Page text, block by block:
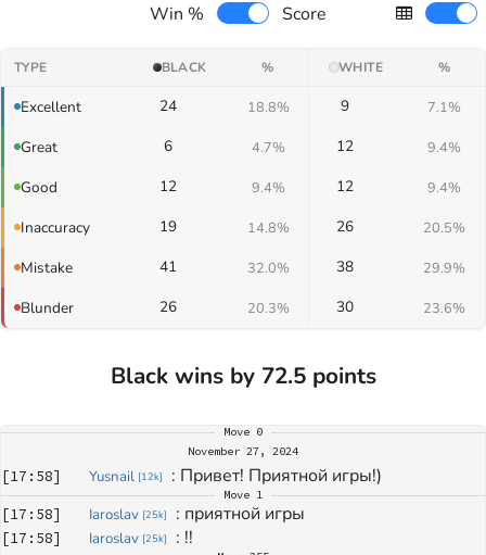
Win %
Score
TYPE BLACK % WHITE %
Excellent 24 18.8% 9 7.1%
Great 6 4.7% 12 9.4%
Good 12 9.4% 12 9.4%
Inaccuracy 19 14.8% 26 20.5%
Mistake 41 32.0% 38 29.9%
Blunder 26 20.3% 30 23.6%
Black wins by 72.5 points
Move 0
November 27, 2024
[17:58] Yusnail [12k] : Привет! Приятной игры!)
Move 1
[17:58] Iaroslav [25k] : приятной игры
[17:58] Iaroslav [25k] : !!